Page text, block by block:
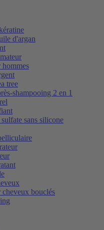
d'argan
hommes
tree
shampooing 2 en 1
sans silicone
bouclés